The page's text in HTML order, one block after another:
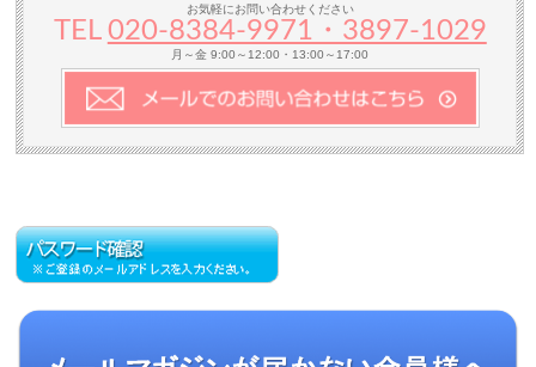
お気軽にお問い合わせください
TEL 020-8384‐9971・3897-1029
月～金 9:00～12:00・13:00～17:00